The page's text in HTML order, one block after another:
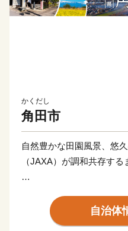
かくだし
角田市
自然豊かな田園風景、悠
（JAXA）が調和共存する
た角田市は、平安時代に
築であり重要文化財の高
自治体